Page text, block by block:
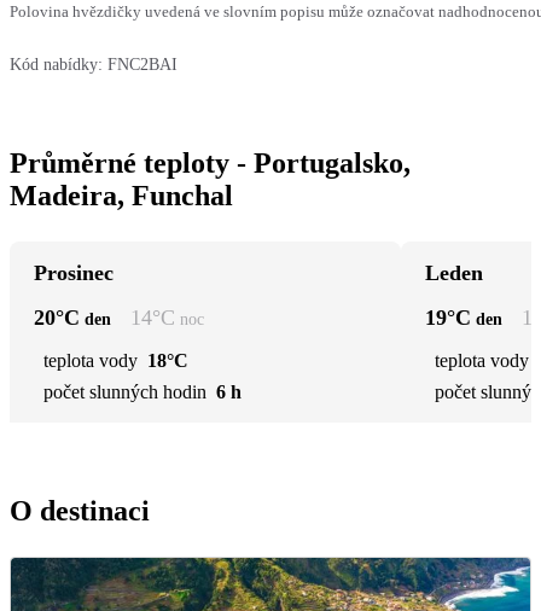
Polovina hvězdičky uvedená ve slovním popisu může označovat
Kód nabídky: FNC2BAI
Průměrné teploty - Portugalsko,
Madeira, Funchal
Prosinec
20°C den 14°C noc
teplota vody 18°C
počet slunných hodin 6 h
Leden
19°C den
teplota vody
počet
O destinaci